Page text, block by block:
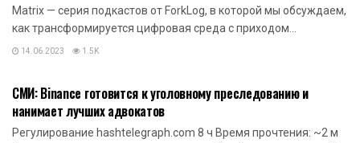
Matrix — серия подкастов от ForkLog, в которой мы обсуждаем,
как трансформируется цифровая среда с приходом...
14.06.2023 1.5K
СМИ: Binance готовится к уголовному преследованию и
нанимает лучших адвокатов
Регулирование hashtelegraph.com 8 ч Время прочтения: ~2 м